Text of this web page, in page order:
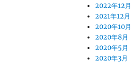
2022年12月
2021年12月
2020年10月
2020年8月
2020年5月
2020年3月